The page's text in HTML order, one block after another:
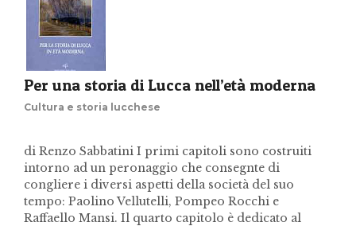
Per una storia di Lucca nell’età moderna
Cultura e storia lucchese
di Renzo Sabbatini I primi capitoli sono costruiti
intorno ad un peronaggio che consegnte di
congliere i diversi aspetti della società del suo
tempo: Paolino Vellutelli, Pompeo Rocchi e
Raffaello Mansi. Il quarto capitolo è dedicato al